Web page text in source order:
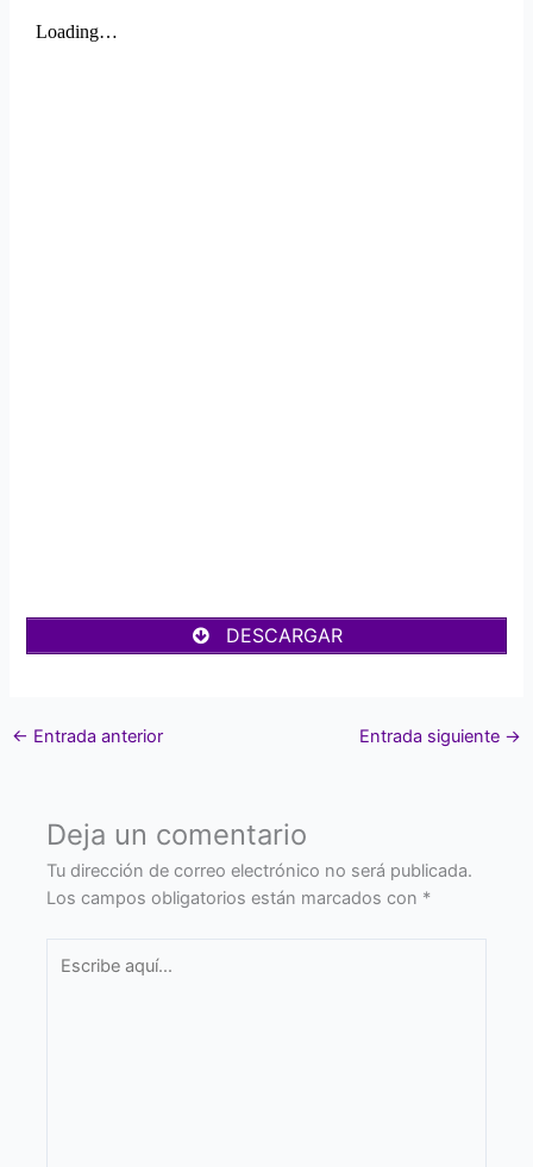
DESCARGAR
← Entrada anterior Entrada siguiente →
Deja un comentario
Tu dirección de correo electrónico no será publicada.
Los campos obligatorios están marcados con *
aquí...